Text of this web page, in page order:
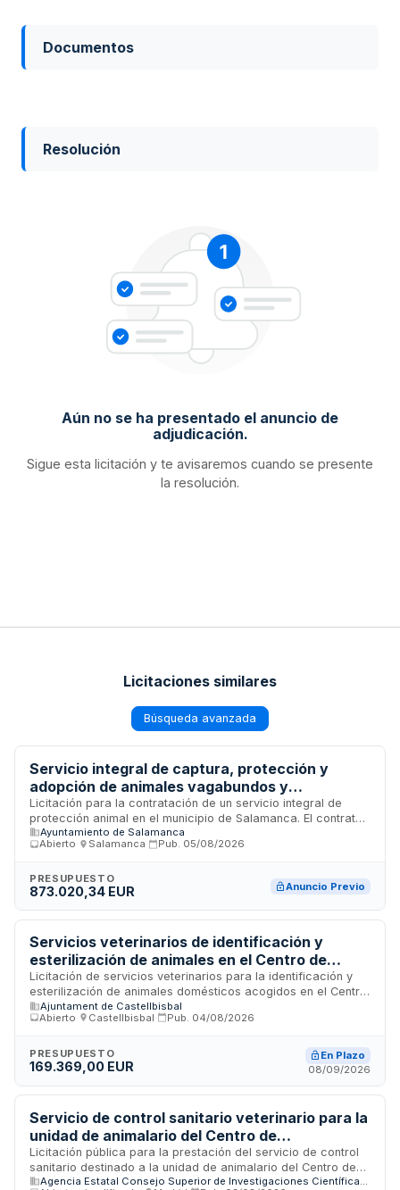
Documentos
Resolución
Aún no se ha presentado el anuncio de
adjudicación.
Sigue esta licitación y te avisaremos cuando se presente
la resolución.
Licitaciones similares
Búsqueda avanzada
Servicio integral de captura, protección y
adopción de animales vagabundos y
abandonados en Salamanca
Licitación para la contratación de un servicio integral de
protección animal en el municipio de Salamanca. El contrato
incluye la captura y recogida de animales vagabundos y
abandonados, la gestión y funcionamiento del centro
colonias de gatos comunitarios, así como la organización y
desarrollo del programa municipal de adopciones. El servicio
será prestado en las instalaciones municipales y requiere
atención continua a la población animal del municipio,
garantizando el bienestar de los animales y facilitando su
reintegración mediante adopción responsable.
Ayuntamiento de Salamanca
Abierto
Salamanca Pub. 05/08/2026
PRESUPUESTO
873.020,34 EUR Anuncio Previo
Servicios veterinarios de identificación y
esterilización de animales en el Centro de
Acogida de Animales Domésticos de
Castellbisbal
Licitación de servicios veterinarios para la identificación y
esterilización de animales domésticos acogidos en el Centro
de Acogida de Animales Domésticos (CAAD) de
Castellbisbal. El contrato incluye procedimientos de
centro como de colonias felinas, así como servicios de
identificación mediante microchip y cartilla. El objeto se
los licitadores pueden aplicar bajas, con un presupuesto
máximo de dos años de duración y posibilidad de prórrogas
anuales.
Ajuntament de Castellbisbal
Abierto
Castellbisbal Pub. 04/08/2026
PRESUPUESTO
169.369,00 EUR
En Plazo
08/09/2026
Servicio de control sanitario veterinario para la
unidad de animalario del Centro de
Investigaciones Biológicas Margarita Salas
Licitación pública para la prestación del servicio de control
sanitario destinado a la unidad de animalario del Centro de
Investigaciones Biológicas Margarita Salas, dependiente delAgencia Estatal Consejo Superior de Investigaciones Científicas, M.P.